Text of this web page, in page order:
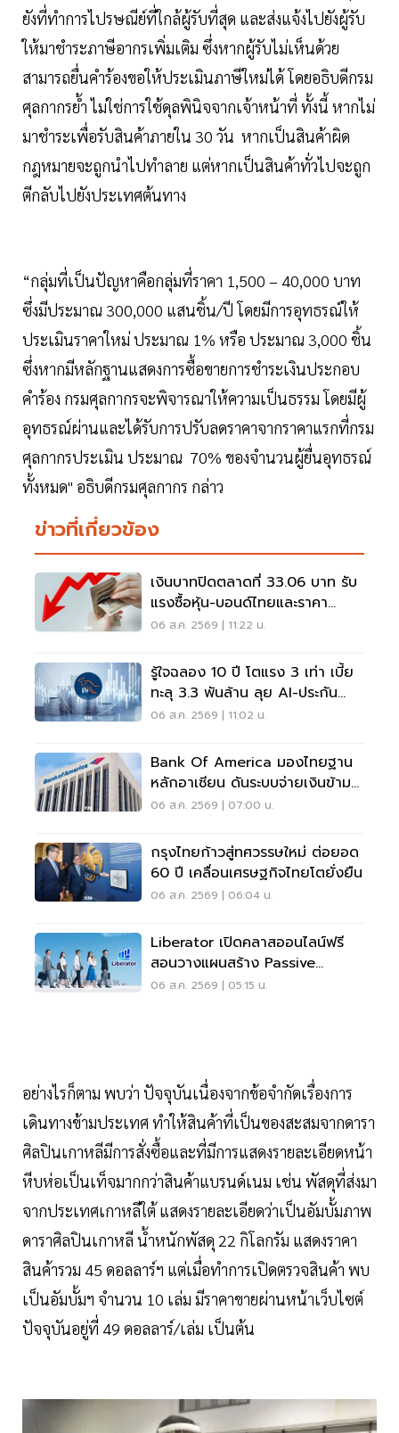
ยังที่ทำการไปรษณีย์ที่ใกล้ผู้รับที่สุด และส่งแจ้งไปยังผู้รับ
ให้มาชำระภาษีอากรเพิ่มเติม ซึ่งหากผู้รับไม่เห็นด้วย
สามารถยื่นคำร้องขอให้ประเมินภาษีใหม่ได้ โดยอธิบดีกรม
ศุลกากรย้ำ ไม่ใช่การใช้ดุลพินิจจากเจ้าหน้าที่ ทั้งนี้ หากไม่
มาชำระเพื่อรับสินค้าภายใน 30 วัน หากเป็นสินค้าผิด
กฎหมายจะถูกนำไปทำลาย แต่หากเป็นสินค้าทั่วไปจะถูก
ตีกลับไปยังประเทศต้นทาง
“กลุ่มที่เป็นปัญหาคือกลุ่มที่ราคา 1,500 – 40,000 บาท
ซึ่งมีประมาณ 300,000 แสนชิ้น/ปี โดยมีการอุทธรณ์ให้
ประเมินราคาใหม่ ประมาณ 1% หรือ ประมาณ 3,000 ชิ้น
ซึ่งหากมีหลักฐานแสดงการซื้อขายการชำระเงินประกอบ
คำร้อง กรมศุลกากรจะพิจารณาให้ความเป็นธรรม โดยมีผู้
อุทธรณ์ผ่านและได้รับการปรับลดราคาจากราคาแรกที่กรม
ศุลกากรประเมิน ประมาณ 70% ของจำนวนผู้ยื่นอุทธรณ์
ทั้งหมด" อธิบดีกรมศุลกากร กล่าว
ข่าวที่เกี่ยวข้อง
เงินบาทปิดตลาดที่ 33.06 บาท รับ
แรงซื้อหุ้น-บอนด์ไทยและราคา
ทองคำพุ่ง
06 ส.ค. 2569 | 11:22 น.
รู้ใจฉลอง 10 ปี โตแรง 3 เท่า เบี้ย
ทะลุ 3.3 พันล้าน ลุย AI-ประกัน
สุขภาพ
06 ส.ค. 2569 | 11:02 น.
Bank Of America มองไทยฐาน
หลักอาเซียน ดันระบบจ่ายเงินข้าม
พรมแดนเรียลไทม์
06 ส.ค. 2569 | 07:00 น.
กรุงไทยก้าวสู่ทศวรรษใหม่ ต่อยอด
60 ปี เคลื่อนเศรษฐกิจไทยโตยั่งยืน
06 ส.ค. 2569 | 06:04 น.
Liberator เปิดคลาสออนไลน์ฟรี
สอนวางแผนสร้าง Passive
Income
06 ส.ค. 2569 | 05:15 น.
อย่างไรก็ตาม พบว่า ปัจจุบันเนื่องจากข้อจำกัดเรื่องการ
เดินทางข้ามประเทศ ทำให้สินค้าที่เป็นของสะสมจากดารา
ศิลปินเกาหลีมีการสั่งซื้อและที่มีการแสดงรายละเอียดหน้า
หีบห่อเป็นเท็จมากกว่าสินค้าแบรนด์เนม เช่น พัสดุที่ส่งมา
จากประเทศเกาหลีใต้ แสดงรายละเอียดว่าเป็นอัมบั้มภาพ
ดาราศิลปินเกาหลี น้ำหนักพัสดุ 22 กิโลกรัม แสดงราคา
สินค้ารวม 45 ดอลลาร์ฯ แต่เมื่อทำการเปิดตรวจสินค้า พบ
เป็นอัมบั้มฯ จำนวน 10 เล่ม มีราคาขายผ่านหน้าเว็บไซต์
ปัจจุบันอยู่ที่ 49 ดอลลาร์/เล่ม เป็นต้น